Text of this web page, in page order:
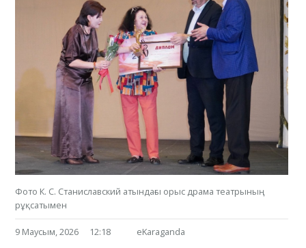
Фото К. С. Станиславский атындағы орыс драма театрының
рұқсатымен
9 Маусым, 2026 12:18 eKaraganda